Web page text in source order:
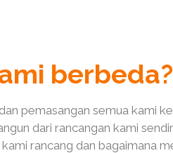
berbeda?
pemasangan semua kami
dari rancangan kami
rancang dan bagaimana